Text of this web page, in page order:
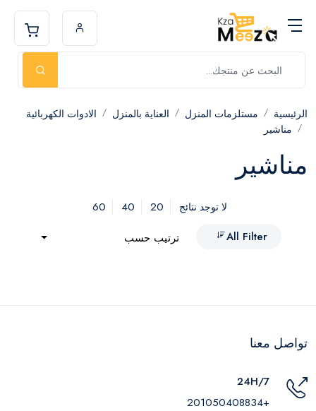
الرئيسية مستلزمات المنزل العناية بالمنزل
الادوات الكهربائية
مناشير
مناشير
لا توجد نتائج 20
40
60
All Filter
ترتيب حسب
تواصل معنا
24H/7
+201050408834